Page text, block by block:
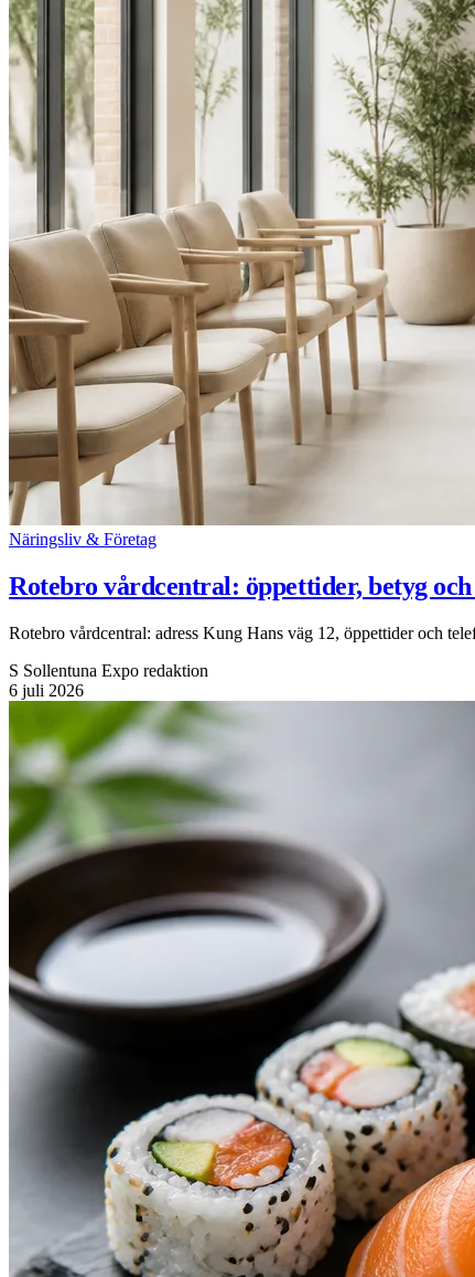
Näringsliv & Företag
Rotebro vårdcentral: öppettider, betyg
Rotebro vårdcentral: adress Kung Hans väg 12, öppettider och
S Sollentuna Expo redaktion
6 juli 2026